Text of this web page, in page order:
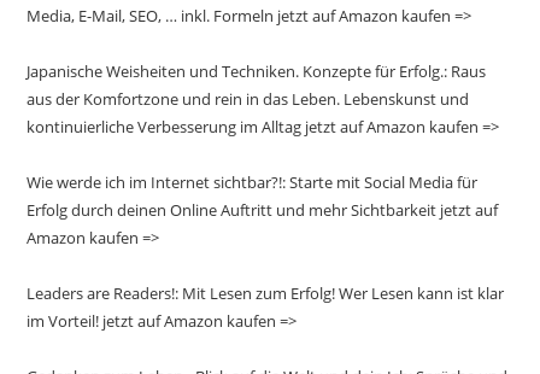
Media, E-Mail, SEO, … inkl. Formeln jetzt auf Amazon kaufen =>
Japanische Weisheiten und Techniken. Konzepte für Erfolg.: Raus
aus der Komfortzone und rein in das Leben. Lebenskunst und
kontinuierliche Verbesserung im Alltag jetzt auf Amazon kaufen =>
Wie werde ich im Internet sichtbar?!: Starte mit Social Media für
Erfolg durch deinen Online Auftritt und mehr Sichtbarkeit jetzt auf
Amazon kaufen =>
Leaders are Readers!: Mit Lesen zum Erfolg! Wer Lesen kann ist klar
im Vorteil! jetzt auf Amazon kaufen =>